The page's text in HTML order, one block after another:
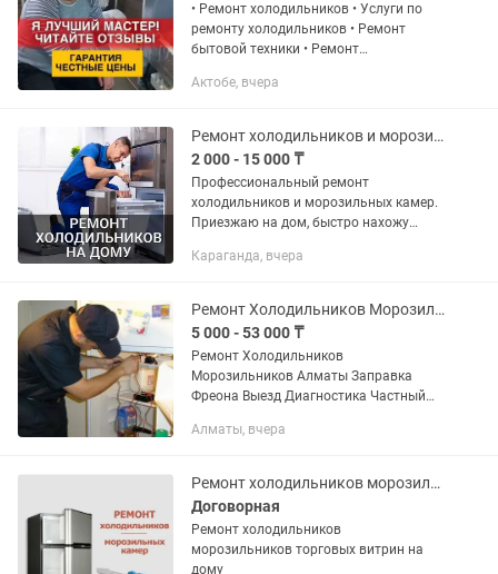
• Ремонт холодильников • Услуги по
ремонту холодильников • Ремонт
бытовой техники • Ремонт
ремонт холодильников • Мастер по
Диагностика...
Актобе, вчера
Ремонт холодильников и морозильников выезд
2 000 - 15 000 ₸
Профессиональный ремонт
холодильников и морозильных камер.
Приезжаю на дом, быстро нахожу
морозит / слабо морозит ✔ течет вода
термостат,...
Караганда, вчера
Ремонт Холодильников Морозильников Алматы Заправка Фреона Выезд Диагностика
5 000 - 53 000 ₸
Ремонт Холодильников
Морозильников Алматы Заправка
Фреона Выезд Диагностика Частный
произвожу у вас на дому, выезжаю во
Ремонт...
Алматы, вчера
Ремонт холодильников морозильных камер и витрин
Договорная
Ремонт холодильников
морозильников торговых витрин на
дому